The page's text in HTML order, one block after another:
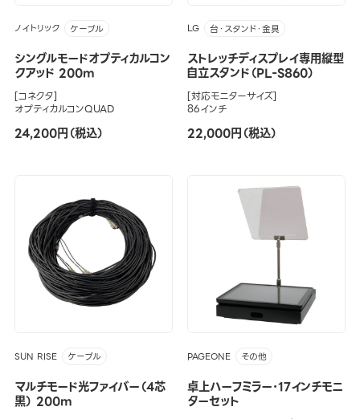
ノイトリック ケーブル
シングルモードオプティカルコン
クアッド 200m
[コネクタ]
オプティカルコンQUAD
24,200円（税込）
LG 台・スタンド・金具
ストレッチディスプレイ専用縦型
自立スタンド（PL-S860）
[対応モニターサイズ]
86インチ
22,000円（税込）
SUN RISE ケーブル
マルチモード光ファイバー（4芯
黒） 200m
PAGEONE その他
卓上ハーフミラー･17インチモニ
ターセット